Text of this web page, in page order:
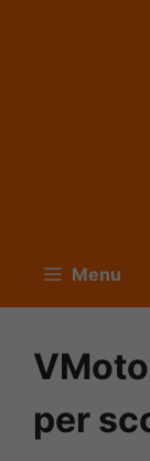
Menu
per